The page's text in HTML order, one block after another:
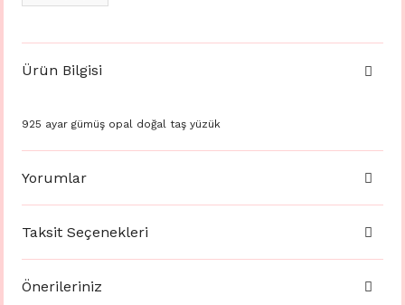
Ürün Bilgisi
925 ayar gümüş opal doğal taş yüzük
Yorumlar
Taksit Seçenekleri
Önerileriniz